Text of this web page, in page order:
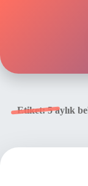
Etiket:5 aylık